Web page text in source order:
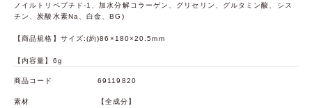
ノイルトリペプチド-1、加水分解コラーゲン、グリセリン、グルタミン酸、シス
チン、炭酸水素Na、白金、BG)
【商品規格】サイズ:(約)86×180×20.5mm
【内容量】6g
商品コード 69119820
素材
【全成分】